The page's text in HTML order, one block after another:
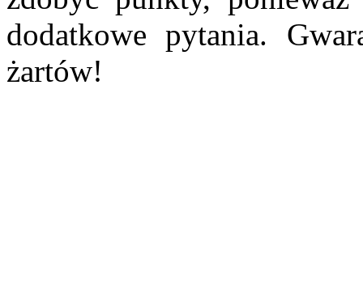
dodatkowe pytania.
żartów!